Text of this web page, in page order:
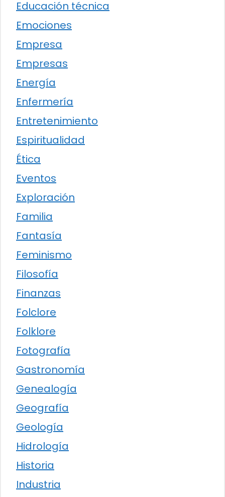
Educación técnica
Emociones
Empresa
Empresas
Energía
Enfermería
Entretenimiento
Espiritualidad
Ética
Eventos
Exploración
Familia
Fantasía
Feminismo
Filosofía
Finanzas
Folclore
Folklore
Fotografía
Gastronomía
Genealogía
Geografía
Geología
Hidrología
Historia
Industria